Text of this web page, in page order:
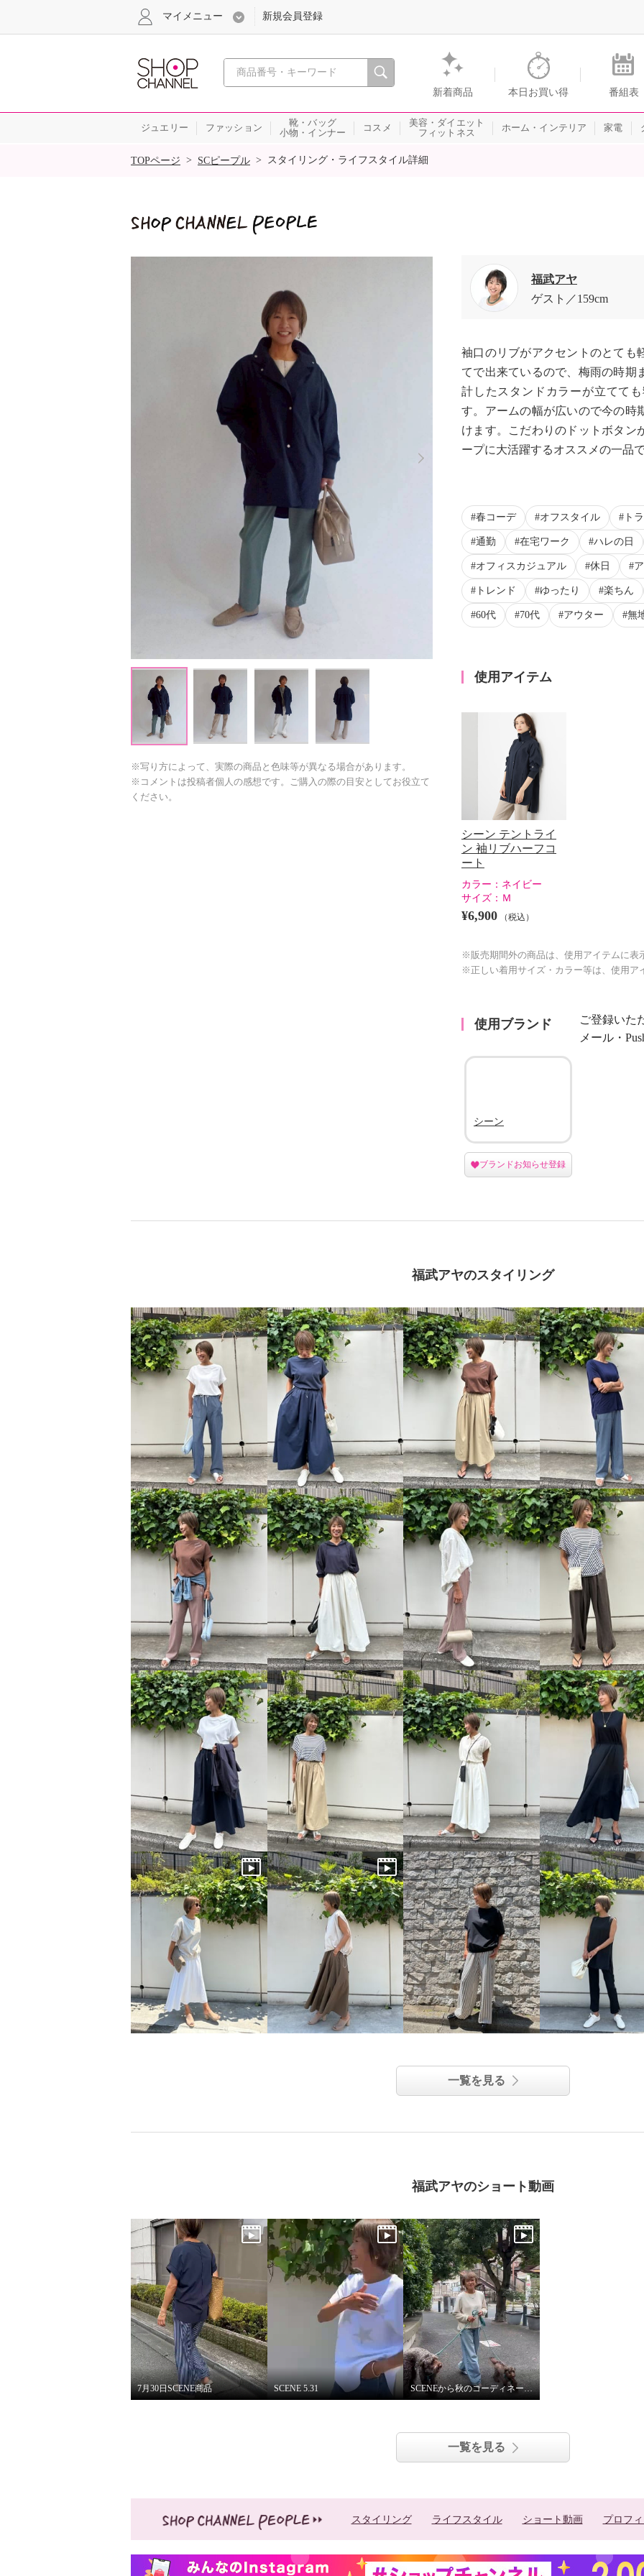
心おどる、瞬間を。通販・テレビショッピングのショップチャンネル
新着商品 本日お買い得 番組表
マイメニュー 新規会員登録
ジュエリー ファッション
靴・バッグ
小物・インナー
コスメ
美容・ダイエット
フィットネス
ホーム・インテリア 家電
SALE
TOPページ > SCピープル > スタイリング・ライフスタイル詳細
※写り方によって、実際の商品と色味等が異なる場合があります。
※コメントは投稿者個人の感想です。ご購入の際の目安としてお役立て
ください。
福武アヤ
ゲスト
159cm
袖口のリブがアクセントのとても
てで出来ているので、梅雨の時期
計したスタンドカラーが立てて
す。アームの幅が広いので今の時
けます。こだわりのドットボタン
ープに大活躍するオススメの一品で
春コーデ オフスタイル ト
通勤 在宅ワーク ハレの日
オフィスカジュアル 休日
トレンド ゆったり 楽ちん
60代 70代 アウター 無
使用アイテム
シーン テントライ
ン 袖リブハーフコ
ート
カラー： ネイビー
サイズ： Ｍ
¥6,900 （税込）
※販売期間外の商品は、使用アイテムに表
※正しい着用サイズ・カラー等は、使用ア
使用ブランド
ご登録いた
メール・
シーン
ブランドお知らせ登録
福武アヤのスタイリング
一覧を見る
福武アヤのショート動画
7月30日SCENE商品 SCENE 5.31 SCENEから秋のコーディネート紹介
一覧を見る
スタイリング ライフスタイル ショート動画 プロフ